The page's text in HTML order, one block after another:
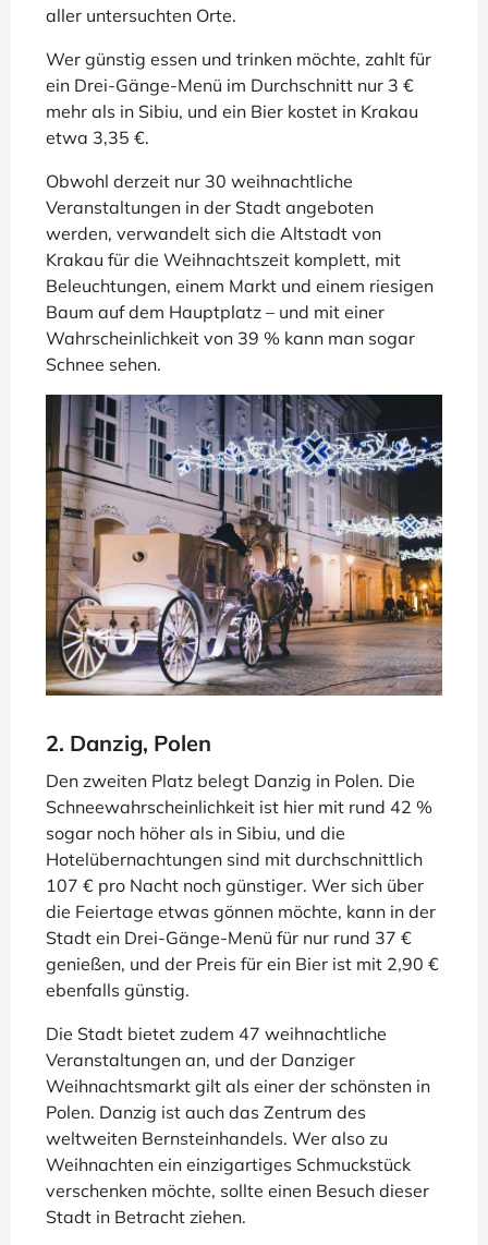
aller untersuchten Orte.
Wer günstig essen und trinken möchte, zahlt für
ein Drei-Gänge-Menü im Durchschnitt nur 3 €
mehr als in Sibiu, und ein Bier kostet in Krakau
etwa 3,35 €.
Obwohl derzeit nur 30 weihnachtliche
Veranstaltungen in der Stadt angeboten
werden, verwandelt sich die Altstadt von
Krakau für die Weihnachtszeit komplett, mit
Beleuchtungen, einem Markt und einem riesigen
Baum auf dem Hauptplatz – und mit einer
Wahrscheinlichkeit von 39 % kann man sogar
Schnee sehen.
2. Danzig, Polen
Den zweiten Platz belegt Danzig in Polen. Die
Schneewahrscheinlichkeit ist hier mit rund 42 %
sogar noch höher als in Sibiu, und die
Hotelübernachtungen sind mit durchschnittlich
107 € pro Nacht noch günstiger. Wer sich über
die Feiertage etwas gönnen möchte, kann in der
Stadt ein Drei-Gänge-Menü für nur rund 37 €
genießen, und der Preis für ein Bier ist mit 2,90 €
ebenfalls günstig.
Die Stadt bietet zudem 47 weihnachtliche
Veranstaltungen an, und der Danziger
Weihnachtsmarkt gilt als einer der schönsten in
Polen. Danzig ist auch das Zentrum des
weltweiten Bernsteinhandels. Wer also zu
Weihnachten ein einzigartiges Schmuckstück
verschenken möchte, sollte einen Besuch dieser
Stadt in Betracht ziehen.